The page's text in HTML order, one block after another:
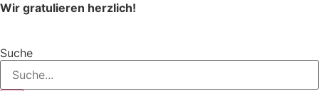
Wir gratulieren herzlich!
Suche